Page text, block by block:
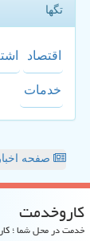
تگها
اقتصاد
خدمات
صفحه اخبار
كاروخدمت
خدمت در محل شما ؛